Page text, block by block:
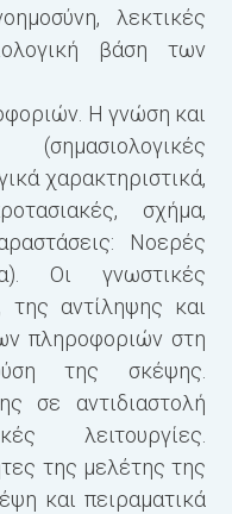
λεκτικές
βάση των
Η γνώση και
χαρακτηριστικά,
σχήμα,
Nοερές
Οι γνωστικές
της αντίληψης και
πληροφοριών στη
της σκέψης.
σε αντιδιαστολή
λειτουργίες.
της μελέτης της
και πειραματικά